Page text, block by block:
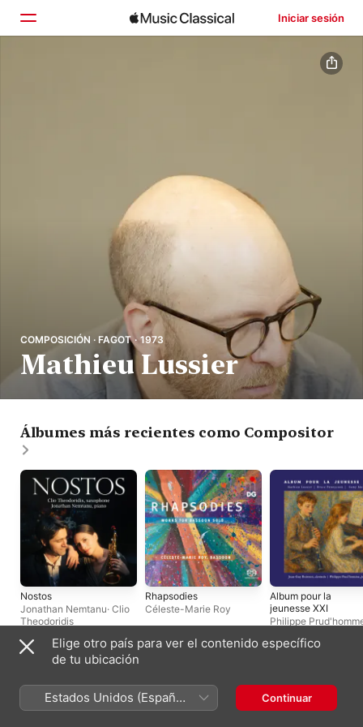
Iniciar sesión
COMPOSICIÓN · FAGOT · 1973
Mathieu Lussier
Álbumes más recientes como Compositor
Nostos
Jonathan Nemtanu· Clio
Theodoridis
Rhapsodies
Céleste-Marie Roy
Album pour la
jeunesse XXI
Philippe
Elige otro país para ver el contenido específico
de tu ubicación
Estados Unidos (Español
México)
Continuar